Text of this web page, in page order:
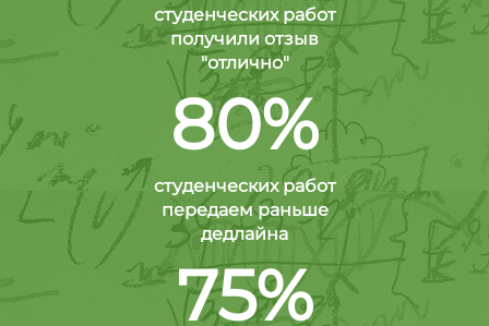
студенческих работ
получили отзыв
"отлично"
80%
студенческих работ
передаем раньше
дедлайна
75%